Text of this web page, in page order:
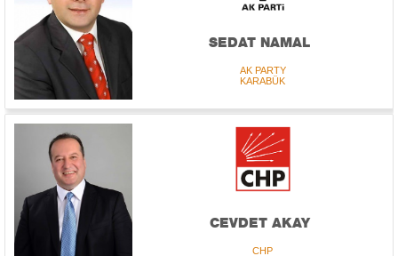
SEDAT NAMAL
AK PARTY
KARABÜK
CEVDET AKAY
CHP